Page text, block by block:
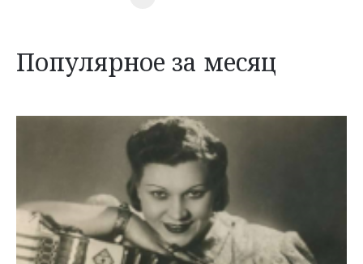
Популярное за месяц